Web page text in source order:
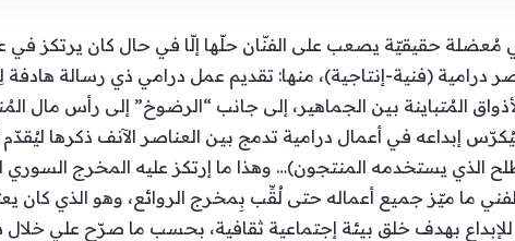
مُعضلة حقيقيّة يصعب على الفنّان حلّها إلّا في حال كان يرتكز في
درامية (فنية-إنتاجية)، منها: تقديم عمل درامي ذي رسالة هادفة
المُتباينة بين الجماهير، إلى جانب “الرضوخ” إلى رأس مال
إبداعه في أعمال درامية تدمج بين العناصر الآنف ذكرها ليُقدّم
يستخدمه المنتجون)… وهذا ما إرتكز عليه المخرج السوري
ما ميّز جميع أعماله حتى لُقِّب بِمخرج الروائع، وهو الذي كان
بهدف خلق بيئة إجتماعية ثقافية، بحسب ما صرّح علي